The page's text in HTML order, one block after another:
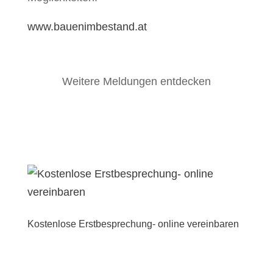
www.bauenimbestand.at
Weitere Meldungen entdecken
Kostenlose Erstbesprechung- online vereinbaren